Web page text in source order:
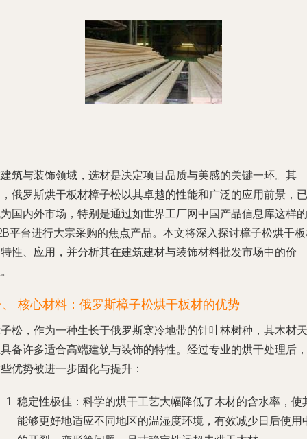
筑与装饰领域，选材是决定项目品质与美感的关键一环。其
俄罗斯烘干板材樟子松以其卓越的性能和广泛的应用前景，已
国内外市场，特别是通过如世界工厂网中国产品信息库这样的
平台进行大宗采购的焦点产品。本文将深入探讨樟子松烘干
性、应用，并分析其在建筑建材与装饰材料批发市场中的价
核心材料：俄罗斯樟子松烘干板材的优势
松，作为一种生长于俄罗斯寒冷地带的针叶林树种，其木材天
备许多适合高端建筑与装饰的特性。经过专业的烘干处理后，
优势被进一步固化与提升：
稳定性极佳 ：科学的烘干工艺大幅降低了木材的含水率，使
能够更好地适应不同地区的温湿度环境，有效减少日后使用